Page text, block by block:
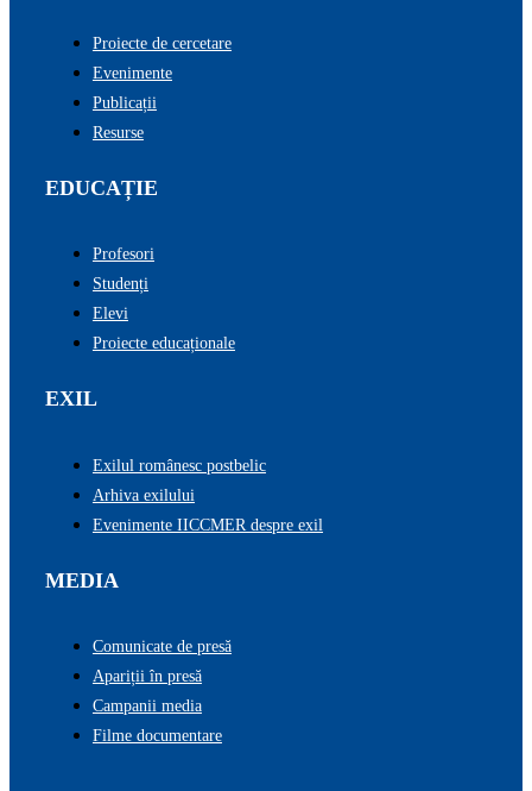
Proiecte de cercetare
Evenimente
Publicații
Resurse
EDUCAȚIE
Profesori
Studenți
Elevi
Proiecte educaționale
EXIL
Exilul românesc postbelic
Arhiva exilului
Evenimente IICCMER despre exil
MEDIA
Comunicate de presă
Apariții în presă
Campanii media
Filme documentare